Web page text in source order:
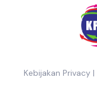
Kebijakan Privacy|